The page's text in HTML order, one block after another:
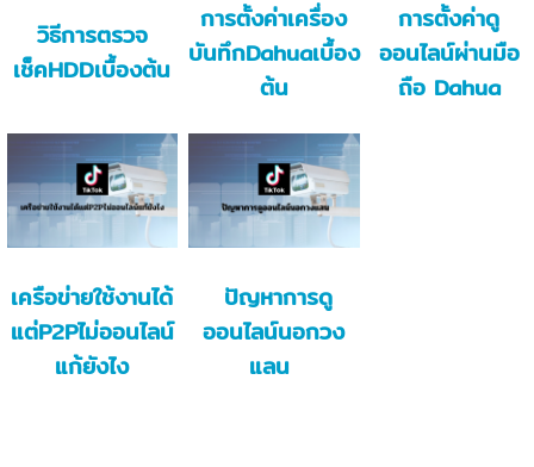
วิธีการตรวจ
เช็คHDDเบื้องต้น
การตั้งค่าเครื่อง
บันทึกDahuaเบื้อง
ต้น
การตั้งค่าดู
ออนไลน์ผ่านมือ
ถือ Dahua
เครือข่ายใช้งานได้
แต่P2Pไม่ออนไลน์
แก้ยังไง
ปัญหาการดู
ออนไลน์นอกวง
แลน